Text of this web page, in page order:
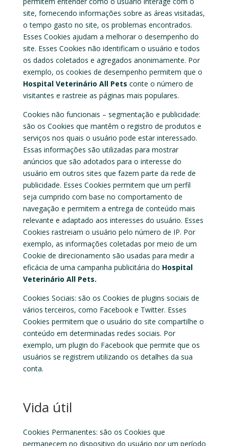
site, fornecendo informações sobre as áreas visitadas,
o tempo gasto no site, os problemas encontrados.
Esses Cookies ajudam a melhorar o desempenho do
site. Esses Cookies não identificam o usuário e todos
os dados coletados e agregados anonimamente. Por
exemplo, os cookies de desempenho permitem que o
Hospital Veterinário All Pets conte o número de
visitantes e rastreie as páginas mais populares.
Cookies não funcionais – segmentação e publicidade:
são os Cookies que mantêm o registro de produtos e
serviços nos quais o usuário pode estar interessado.
Essas informações são utilizadas para mostrar
anúncios que são adotados para o interesse do
usuário em outros sites que fazem parte da rede de
publicidade. Esses Cookies permitem que um perfil
seja cumprido com base no comportamento de
navegação e permitem a entrega de conteúdo mais
relevante e adaptado aos interesses do usuário. Esses
Cookies rastreiam o usuário pelo número de IP. Por
exemplo, as informações coletadas por meio de um
Cookie de direcionamento são usadas para medir a
eficácia de uma campanha publicitária do Hospital
Veterinário All Pets.
Cookies Sociais: são os Cookies de plugins sociais de
vários terceiros, como Facebook e Twitter. Esses
Cookies permitem que o usuário do site compartilhe o
conteúdo em determinadas redes sociais. Por
exemplo, um plugin do Facebook que permite que os
usuários se registrem utilizando os detalhes da sua
conta.
Vida útil
Cookies Permanentes: são os Cookies que
permanecem no dispositivo do usuário por um período